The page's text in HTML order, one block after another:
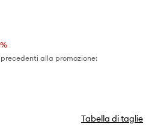
alla promozione:
Tabella di taglie